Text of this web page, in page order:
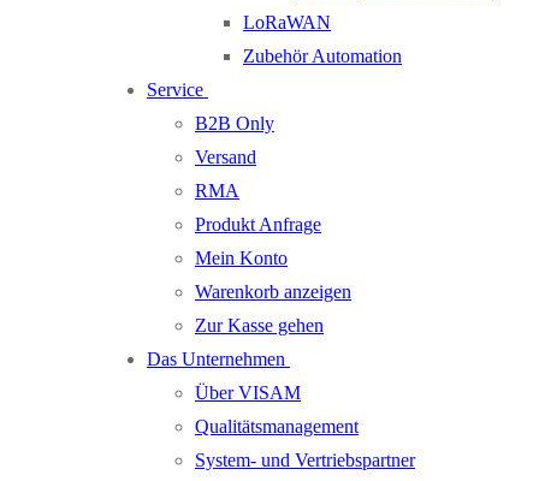
LoRaWAN
Zubehör Automation
Service
B2B Only
Versand
RMA
Produkt Anfrage
Mein Konto
Warenkorb anzeigen
Zur Kasse gehen
Das Unternehmen
Über VISAM
Qualitätsmanagement
System- und Vertriebspartner